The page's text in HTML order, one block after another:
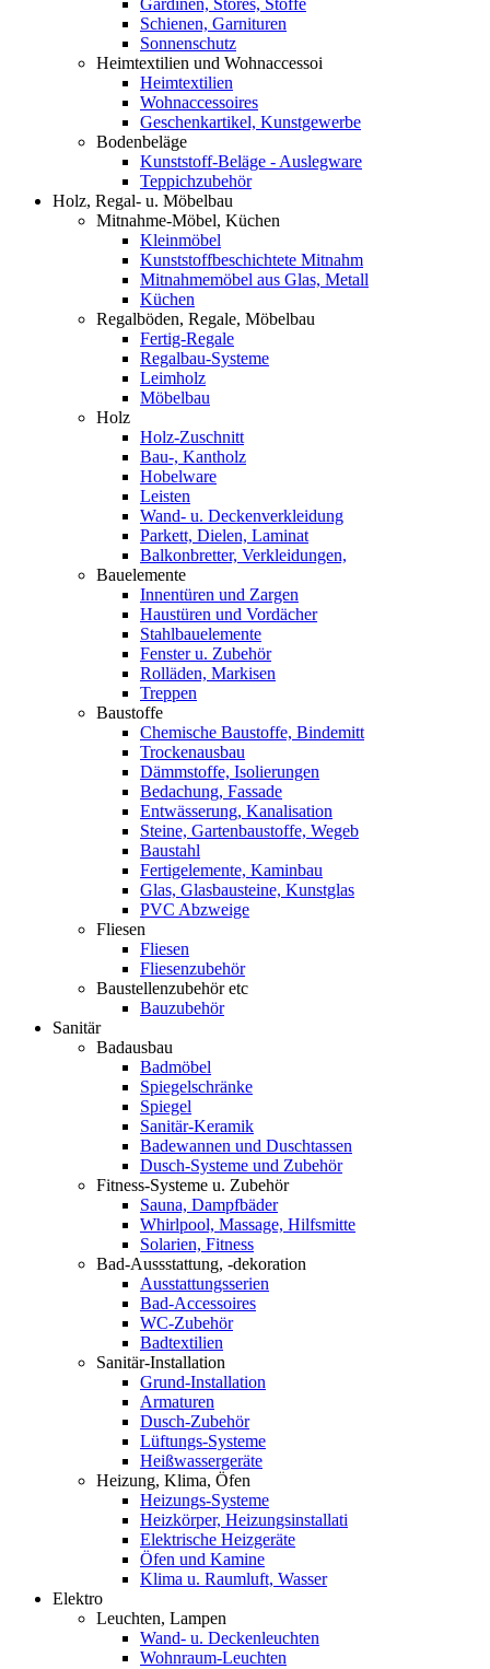
Gardinen, Stores, Stoffe
Schienen, Garnituren
Sonnenschutz
Heimtextilien und Wohnaccessoi
Heimtextilien
Wohnaccessoires
Geschenkartikel, Kunstgewerbe
Bodenbeläge
Kunststoff-Beläge - Auslegware
Teppichzubehör
Holz, Regal- u. Möbelbau
Mitnahme-Möbel, Küchen
Kleinmöbel
Kunststoffbeschichtete Mitnahm
Mitnahmemöbel aus Glas, Metall
Küchen
Regalböden, Regale, Möbelbau
Fertig-Regale
Regalbau-Systeme
Leimholz
Möbelbau
Holz
Holz-Zuschnitt
Bau-, Kantholz
Hobelware
Leisten
Wand- u. Deckenverkleidung
Parkett, Dielen, Laminat
Balkonbretter, Verkleidungen,
Bauelemente
Innentüren und Zargen
Haustüren und Vordächer
Stahlbauelemente
Fenster u. Zubehör
Rolläden, Markisen
Treppen
Baustoffe
Chemische Baustoffe, Bindemitt
Trockenausbau
Dämmstoffe, Isolierungen
Bedachung, Fassade
Entwässerung, Kanalisation
Steine, Gartenbaustoffe, Wegeb
Baustahl
Fertigelemente, Kaminbau
Glas, Glasbausteine, Kunstglas
PVC Abzweige
Fliesen
Fliesen
Fliesenzubehör
Baustellenzubehör etc
Bauzubehör
Sanitär
Badausbau
Badmöbel
Spiegelschränke
Spiegel
Sanitär-Keramik
Badewannen und Duschtassen
Dusch-Systeme und Zubehör
Fitness-Systeme u. Zubehör
Sauna, Dampfbäder
Whirlpool, Massage, Hilfsmitte
Solarien, Fitness
Bad-Aussstattung, -dekoration
Ausstattungsserien
Bad-Accessoires
WC-Zubehör
Badtextilien
Sanitär-Installation
Grund-Installation
Armaturen
Dusch-Zubehör
Lüftungs-Systeme
Heißwassergeräte
Heizung, Klima, Öfen
Heizungs-Systeme
Heizkörper, Heizungsinstallati
Elektrische Heizgeräte
Öfen und Kamine
Klima u. Raumluft, Wasser
Elektro
Leuchten, Lampen
Wand- u. Deckenleuchten
Wohnraum-Leuchten